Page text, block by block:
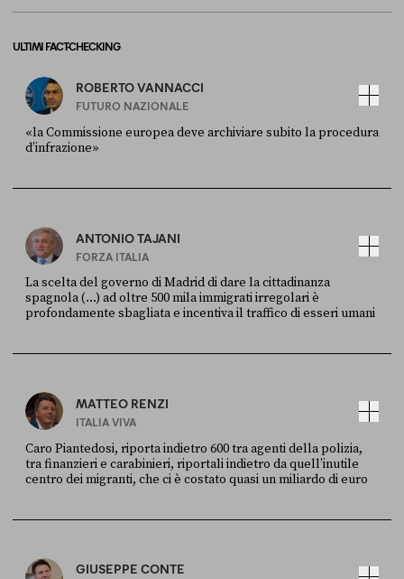
ULTIMI FACT-CHECKING
ROBERTO VANNACCI
FUTURO NAZIONALE
«la Commissione europea deve archiviare subito la procedura
d’infrazione»
ANTONIO TAJANI
FORZA ITALIA
La scelta del governo di Madrid di dare la cittadinanza
spagnola (...) ad oltre 500 mila immigrati irregolari è
profondamente sbagliata e incentiva il traffico di esseri umani
MATTEO RENZI
ITALIA VIVA
Caro Piantedosi, riporta indietro 600 tra agenti della polizia,
tra finanzieri e carabinieri, riportali indietro da quell’inutile
centro dei migranti, che ci è costato quasi un miliardo di euro
GIUSEPPE CONTE